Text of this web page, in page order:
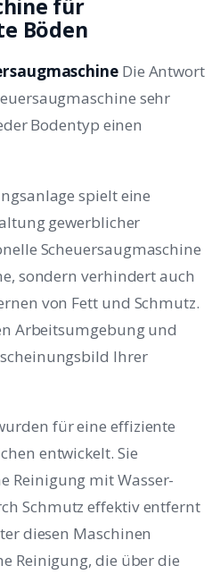
für
Böden
Die Antwort
sehr
Bodentyp einen
spielt eine
gewerblicher
Scheuersaugmaschine
sondern verhindert auch
von Fett und Schmutz.
Arbeitsumgebung und
Ihrer
für eine effiziente
entwickelt. Sie
Reinigung mit Wasser-
Schmutz effektiv entfernt
diesen Maschinen
Reinigung, die über die